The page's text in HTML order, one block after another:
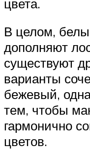
цвета.
В целом,
дополняют
существуют
варианты
бежевый,
тем, чтобы
гармонично
цветов.